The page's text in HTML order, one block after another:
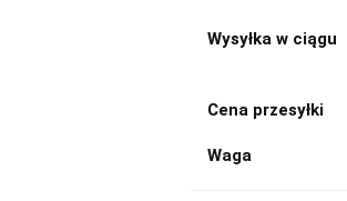
Wysyłka w ciągu
Cena przesyłki
Waga